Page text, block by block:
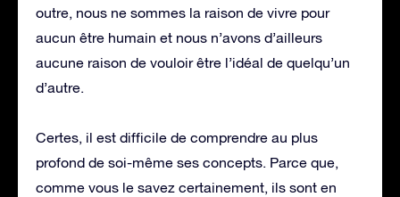
outre, nous ne sommes la raison de vivre pour
aucun être humain et nous n’avons d’ailleurs
aucune raison de vouloir être l’idéal de quelqu’un
d’autre.
Certes, il est difficile de comprendre au plus
profond de soi-même ses concepts. Parce que,
comme vous le savez certainement, ils sont en